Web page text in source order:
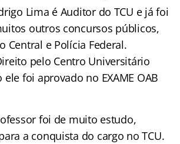
Lima é Auditor do TCU e já foi
outros concursos públicos,
Central e Polícia Federal.
pelo Centro Universitário
foi aprovado no EXAME OAB
foi de muito estudo,
a conquista do cargo no TCU.